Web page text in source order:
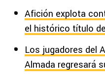
Afición explota
el histórico título
Los jugadores del
Almada regresará